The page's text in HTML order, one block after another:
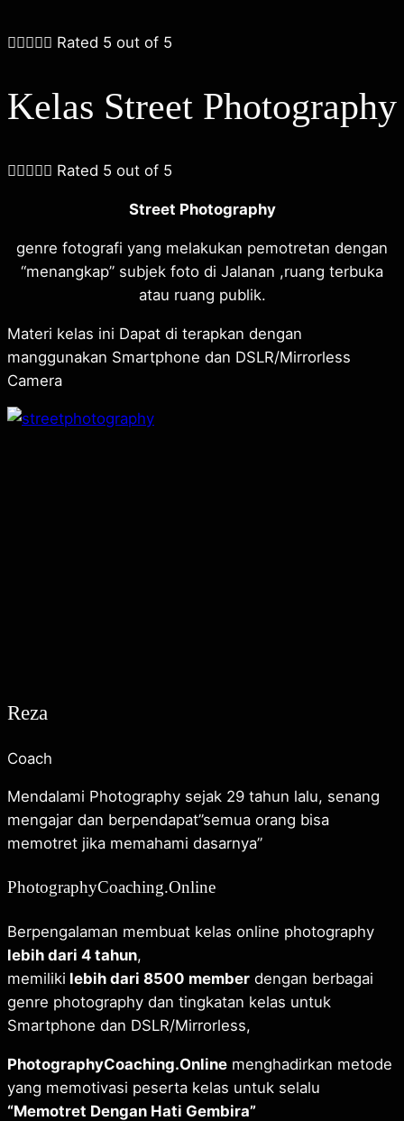
 Rated 5 out of 5
Kelas Street Photography
 Rated 5 out of 5
Street Photography
genre fotografi yang melakukan pemotretan dengan
“menangkap” subjek foto di Jalanan ,ruang terbuka
atau ruang publik.
Materi kelas ini Dapat di terapkan dengan
manggunakan Smartphone dan DSLR/Mirrorless
Camera
Reza
Coach
Mendalami Photography sejak 29 tahun lalu, senang
mengajar dan berpendapat”semua orang bisa
memotret jika memahami dasarnya”
PhotographyCoaching.Online
Berpengalaman membuat kelas online photography
lebih dari 4 tahun,
memiliki lebih dari 8500 member dengan berbagai
genre photography dan tingkatan kelas untuk
Smartphone dan DSLR/Mirrorless,
PhotographyCoaching.Online menghadirkan metode
yang memotivasi peserta kelas untuk selalu
“Memotret Dengan Hati Gembira”